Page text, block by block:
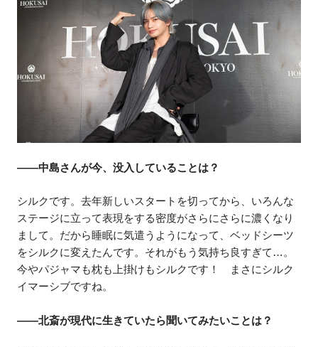
――中島さんが今、没入していることは？
シルクです。去年新しいスタートを切ってから、いろんな
ステージに立って表現をする密度がさらにさらに濃くなり
まして。だから睡眠に気遣うようになって、ベッドシーツ
をシルクに変えたんです。それがもう気持ち良すぎて…。
今やパジャマも枕も上掛けもシルクです！ まさにシルク
イマーシブですね。
――北斎が現代に生きていたら聞いてみたいことは？